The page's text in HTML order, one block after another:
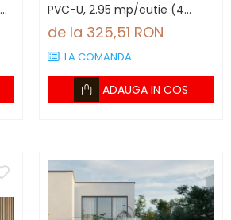
PVC-U, 2.95 mp/cutie (4
bucăți)
de la 325,51 RON
LA COMANDA
ADAUGA IN COS